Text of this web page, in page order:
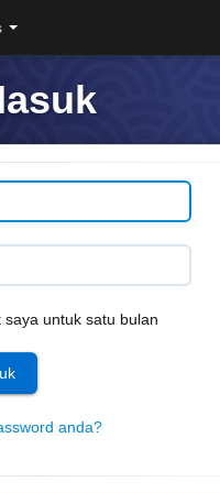
saya untuk satu bulan
anda?